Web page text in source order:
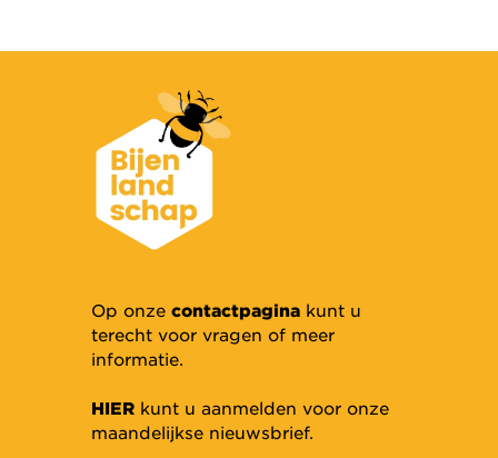
Op onze contactpagina kunt u
terecht voor vragen of meer
informatie.
HIER kunt u aanmelden voor onze
maandelijkse nieuwsbrief.